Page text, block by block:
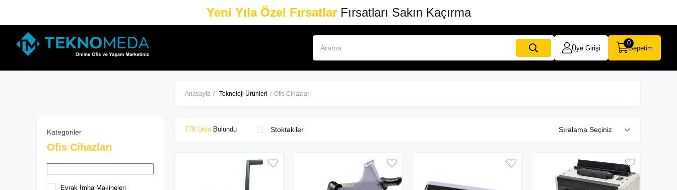
Yeni Yıla Özel FırsatlarFırsatları Sakın Kaçırma
Üye Girişi Sepetim
0
Kategoriler
Ofis Cihazları
Evrak İmha Makineleri
Anasayfa Teknoloji Ürünleri Ofis Cihazları
Stoktakiler
778 Ürün